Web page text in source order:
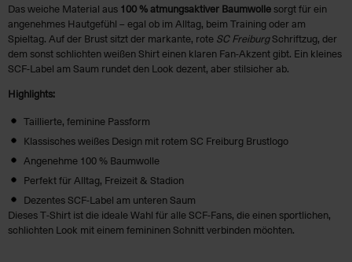
Das weiche Material aus 100 % atmungsaktiver Baumwolle sorgt für ein
angenehmes Hautgefühl – egal ob im Alltag, beim Training oder am
Spieltag. Auf der Brust sitzt der markante, rote SC FreiburgSchriftzug, der
dem sonst schlichten weißen Shirt einen klaren Fan‑Akzent gibt. Ein kleines
SCF‑Label am Saum rundet den Look dezent, aber stilsicher ab.
Highlights:
Taillierte, feminine Passform
Klassisches weißes Design mit rotem SC Freiburg Brustlogo
Angenehme 100 % Baumwolle
Perfekt für Alltag, Freizeit & Stadion
Dezentes SCF‑Label am unteren Saum
Dieses T‑Shirt ist die ideale Wahl für alle SCF‑Fans, die einen sportlichen,
schlichten Look mit einem femininen Schnitt verbinden möchten.